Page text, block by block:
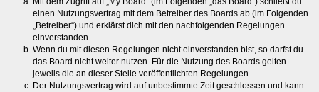
einen Nutzungsvertrag mit dem Betreiber des Boards ab (im Folgenden
„Betreiber“) und erklärst dich mit den nachfolgenden Regelungen
einverstanden.
Wenn du mit diesen Regelungen nicht einverstanden bist, so darfst du
das Board nicht weiter nutzen. Für die Nutzung des Boards gelten
jeweils die an dieser Stelle veröffentlichten Regelungen.
Der Nutzungsvertrag wird auf unbestimmte Zeit geschlossen und kann